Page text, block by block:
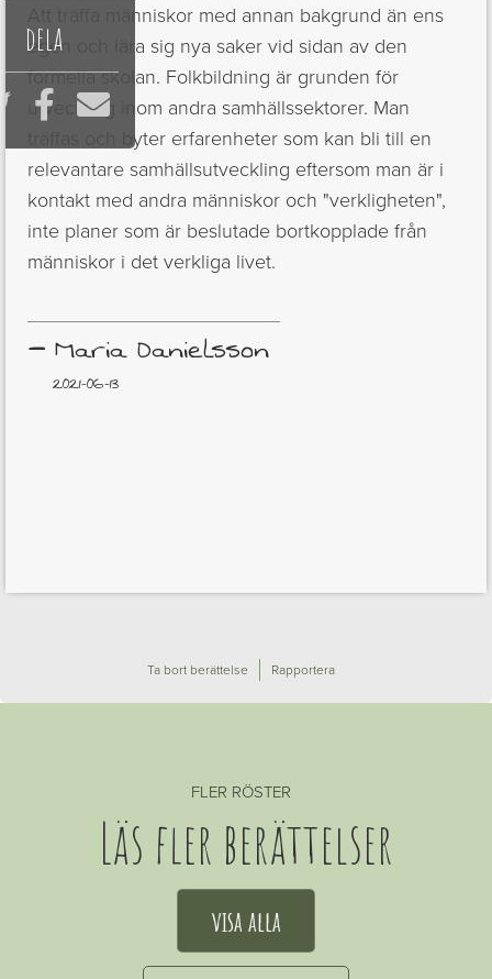
Att träffa människor med annan bakgrund än ens
egen och lära sig nya saker vid sidan av den
formella skolan. Folkbildning är grunden för
utveckling inom andra samhällssektorer. Man
träffas och byter erfarenheter som kan bli till en
relevantare samhällsutveckling eftersom man är i
kontakt med andra människor och "verkligheten",
inte planer som är beslutade bortkopplade från
människor i det verkliga livet.
dela
 
–Maria Danielsson
2021-06-13
Ta bort berättelse Rapportera
FLER RÖSTER
Läs fler berättelser
visa alla